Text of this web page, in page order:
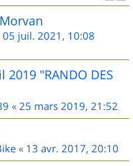
05 juil. 2021, 10:08
2019 "RANDO DES
« 25 mars 2019, 21:52
« 13 avr. 2017, 20:10